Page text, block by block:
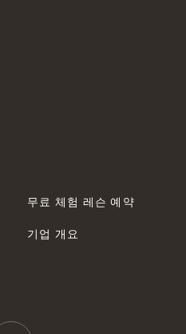
무료 체험 레슨 예약
기업 개요